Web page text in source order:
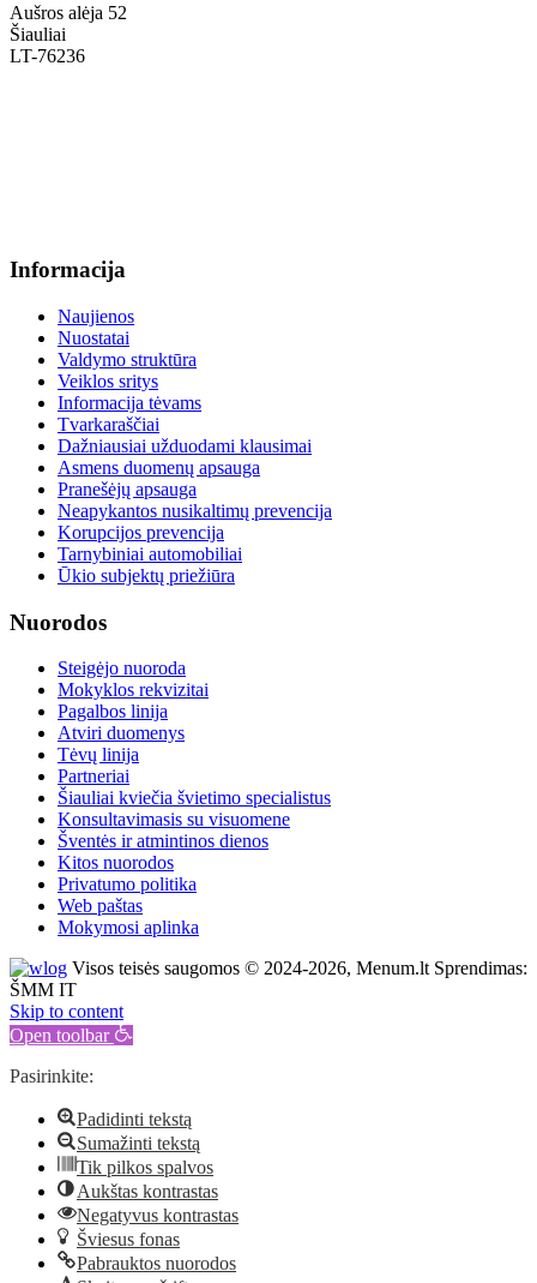
Aušros alėja 52
Šiauliai
LT-76236
Informacija
Naujienos
Nuostatai
Valdymo struktūra
Veiklos sritys
Informacija tėvams
Tvarkaraščiai
Dažniausiai užduodami klausimai
Asmens duomenų apsauga
Pranešėjų apsauga
Neapykantos nusikaltimų prevencija
Korupcijos prevencija
Tarnybiniai automobiliai
Ūkio subjektų priežiūra
Nuorodos
Steigėjo nuoroda
Mokyklos rekvizitai
Pagalbos linija
Atviri duomenys
Tėvų linija
Partneriai
Šiauliai kviečia švietimo specialistus
Konsultavimasis su visuomene
Šventės ir atmintinos dienos
Kitos nuorodos
Privatumo politika
Web paštas
Mokymosi aplinka
Visos teisės saugomos © 2024-2026, Menum.lt Sprendimas:
ŠMM IT
Skip to content
Open toolbar
Pasirinkite:
Padidinti tekstą
Sumažinti tekstą
Tik pilkos spalvos
Aukštas kontrastas
Negatyvus kontrastas
Šviesus fonas
Pabrauktos nuorodos